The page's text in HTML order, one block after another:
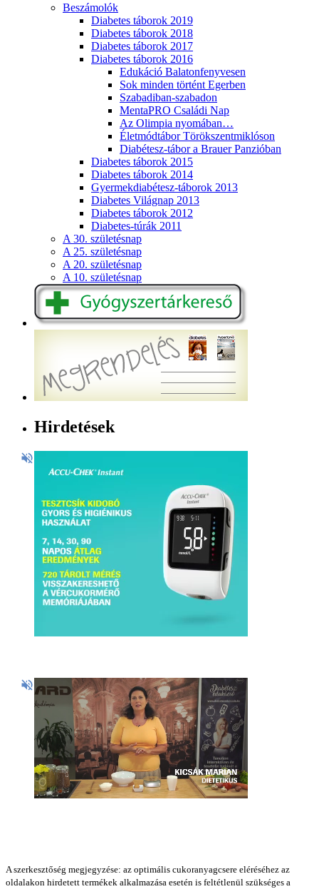
Beszámolók
Diabetes táborok 2019
Diabetes táborok 2018
Diabetes táborok 2017
Diabetes táborok 2016
Edukáció Balatonfenyvesen
Sok minden történt Egerben
Szabadiban-szabadon
MentaPRO Családi Nap
Az Olimpia nyomában…
Életmódtábor Törökszentmiklóson
Diabétesz-tábor a Brauer Panzióban
Diabetes táborok 2015
Diabetes táborok 2014
Gyermekdiabétesz-táborok 2013
Diabetes Világnap 2013
Diabetes táborok 2012
Diabetes-túrák 2011
A 30. születésnap
A 25. születésnap
A 20. születésnap
A 10. születésnap
Hirdetések
A szerkesztőség megjegyzése: az optimális cukoranyagcsere eléréséhez az
oldalakon hirdetett termékek alkalmazása esetén is feltétlenül szükséges a